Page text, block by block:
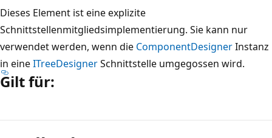
Dieses Element ist eine explizite
Schnittstellenmitgliedsimplementierung. Sie kann nur
verwendet werden, wenn die ComponentDesignerInstanz
in eineITreeDesignerSchnittstelle umgegossen wird.
Gilt für:
deaktiviert